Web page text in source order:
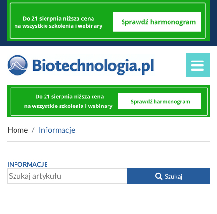
Home Informacje
INFORMACJE
Szukaj